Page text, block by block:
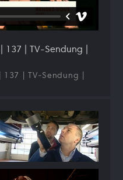
137 | TV-Sendung |
137 | TV-Sendung |